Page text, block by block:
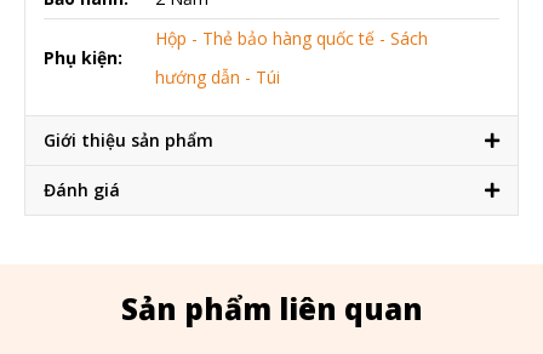
Phụ kiện:
Hộp - Thẻ bảo hàng quốc tế - Sách
hướng dẫn - Túi
Giới thiệu sản phẩm
Đánh giá
Sản phẩm liên quan